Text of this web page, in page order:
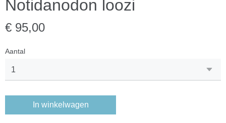
Notidanodon loozi
€ 95,00
Aantal
In winkelwagen